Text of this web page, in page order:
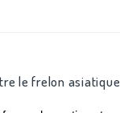
le frelon asiatique